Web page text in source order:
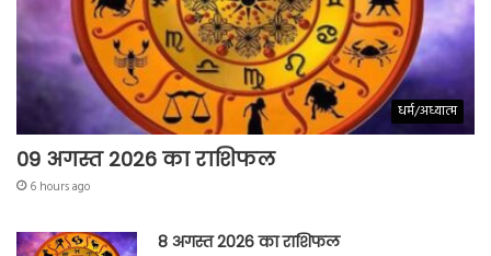
धर्म/अध्यात्म
09 अगस्त 2026 का राशिफल
6 hours ago
8 अगस्त 2026 का राशिफल